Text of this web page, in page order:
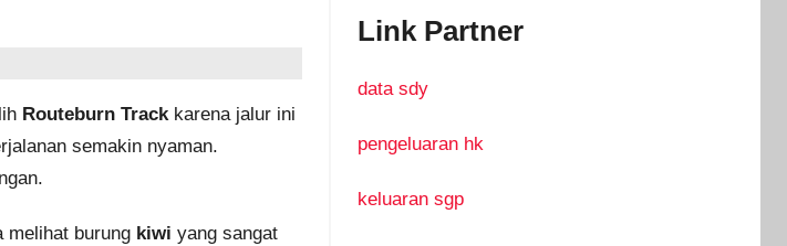
Routeburn Trackkarena jalur ini
semakin nyaman.
melihat burung kiwi yang sangat
Link Partner
data sdy
pengeluaran hk
keluaran sgp